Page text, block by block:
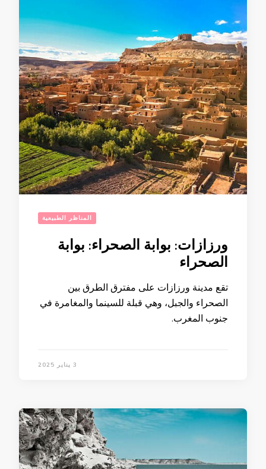
المناظر الطبيعية
ورزازات: بوابة الصحراء: بوابة
الصحراء
تقع مدينة ورزازات على مفترق الطرق بين
الصحراء والجبل، وهي قبلة للسينما والمغامرة في
جنوب المغرب.
3 يناير 2025